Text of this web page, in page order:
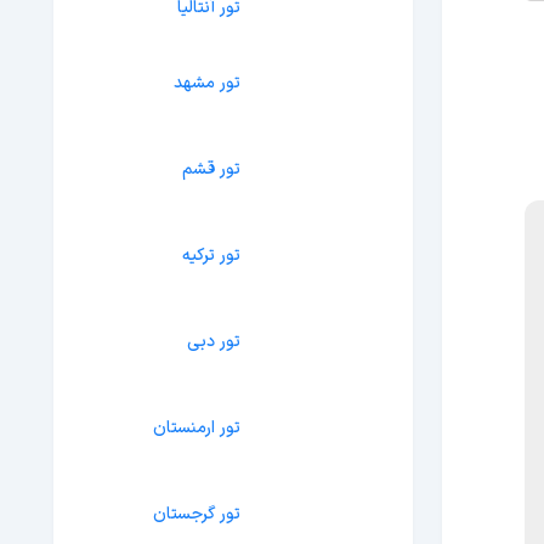
تور آنتالیا
تور مشهد
تور قشم